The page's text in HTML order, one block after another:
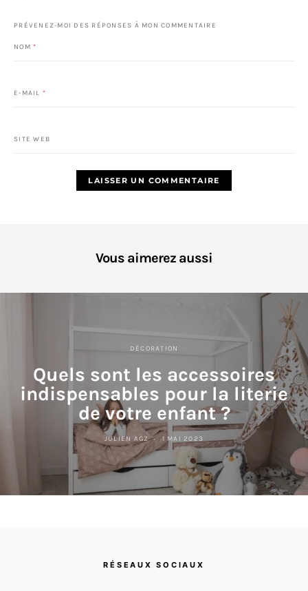
PRÉVENEZ-MOI DES RÉPONSES À MON COMMENTAIRE
NOM *
E-MAIL *
SITE WEB
Vous aimerez aussi
DÉCORATION
Quels sont les accessoires
indispensables pour la literie
de votre enfant ?
JULIEN AGZ 1 MAI 2023
RÉSEAUX SOCIAUX